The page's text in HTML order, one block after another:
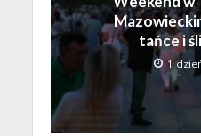
tańce i
1